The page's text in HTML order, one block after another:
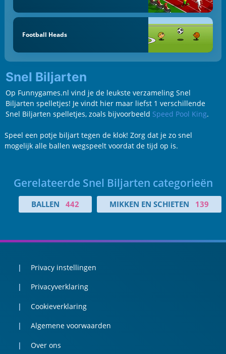
Football Heads
Snel Biljarten
Op Funnygames.nl vind je de leukste verzameling Snel
Biljarten spelletjes! Je vindt hier maar liefst 1 verschillende
Snel Biljarten spelletjes, zoals bijvoorbeeld Speed Pool King.
Speel een potje biljart tegen de klok! Zorg dat je zo snel
mogelijk alle ballen wegspeelt voordat de tijd op is.
Gerelateerde Snel Biljarten categorieën
BALLEN 442 MIKKEN EN SCHIETEN 139
Privacy instellingen
Privacyverklaring
Cookieverklaring
Algemene voorwaarden
Over ons